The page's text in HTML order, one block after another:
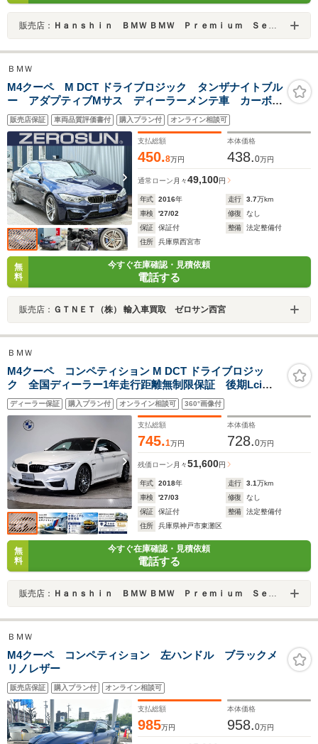
販売店： Ｈａｎｓｈｉｎ ＢＭＷ ＢＭＷ Ｐｒｅｍｉｕｍ Ｓｅｌｅｃｔｉｏｎ 尼崎
ＢＭＷ
M4クーペ M DCT ドライブロジック タンザナイトブル
ー アダプティブMサス ディーラーメンテ車 カーボン
ルーフ 純正19AW Mコンパウンドブレーキ 黒ダコタ
レザー パドルシフト クルコン 純正ナビ フルセグ
TV Bモニター HUD 禁煙
販売店保証 車両品質評価書付 購入プラン付 オンライン相談可
支払総額
450.8万円
本体価格
438.0万円
通常ローン 月々49,100円
年式 2016年 走行 3.7万km
車検
'27/02 修復
なし
保証
保証付 整備
法定整備付
住所
兵庫県西宮市
無
料
今すぐ在庫確認・見積依頼
電話する
販売店： ＧＴＮＥＴ（株） 輸入車買取 ゼロサン西宮
ＢＭＷ
M4クーペ コンペティション M DCT ドライブロジッ
ク 全国ディーラー1年走行距離無制限保証 後期Lci
ブラックレザーシート カーボンルーフ ヘッドアップ
ディスプレイ シートヒーター コンフォトアクセス
純正HDDナビ フルセグTV ミラーETC
ディーラー保証 購入プラン付 オンライン相談可 360°画像付
支払総額
745.1万円
本体価格
728.0万円
残価ローン 月々51,600円
年式 2018年 走行 3.1万km
車検
'27/03 修復
なし
保証
保証付 整備
法定整備付
住所
兵庫県神戸市東灘区
無
料
今すぐ在庫確認・見積依頼
電話する
販売店： Ｈａｎｓｈｉｎ ＢＭＷ ＢＭＷ Ｐｒｅｍｉｕｍ Ｓｅｌｅｃｔｉｏｎ 六甲アイランド
ＢＭＷ
M4クーペ コンペティション 左ハンドル ブラックメ
リノレザー
販売店保証 購入プラン付 オンライン相談可
支払総額
985万円
本体価格
958.0万円